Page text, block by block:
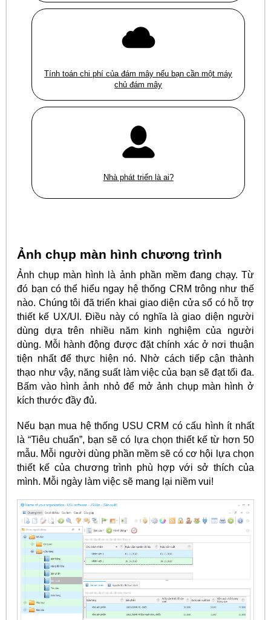
Tính toán chi phí của đám mây nếu bạn cần một máy
chủ đám mây
Nhà phát triển là ai?
Ảnh chụp màn hình chương trình
Ảnh chụp màn hình là ảnh phần mềm đang chạy. Từ
đó bạn có thể hiểu ngay hệ thống CRM trông như thế
nào. Chúng tôi đã triển khai giao diện cửa sổ có hỗ trợ
thiết kế UX/UI. Điều này có nghĩa là giao diện người
dùng dựa trên nhiều năm kinh nghiệm của người
dùng. Mỗi hành động được đặt chính xác ở nơi thuận
tiện nhất để thực hiện nó. Nhờ cách tiếp cận thành
thạo như vậy, năng suất làm việc của bạn sẽ đạt tối đa.
Bấm vào hình ảnh nhỏ để mở ảnh chụp màn hình ở
kích thước đầy đủ.
Nếu bạn mua hệ thống USU CRM có cấu hình ít nhất
là “Tiêu chuẩn”, bạn sẽ có lựa chọn thiết kế từ hơn 50
mẫu. Mỗi người dùng phần mềm sẽ có cơ hội lựa chọn
thiết kế của chương trình phù hợp với sở thích của
mình. Mỗi ngày làm việc sẽ mang lại niềm vui!